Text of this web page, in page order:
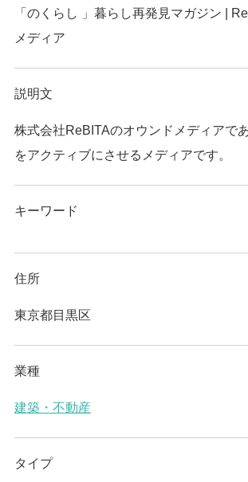
「のくらし 」暮らし再発見マガジン |
メディア
説明文
株式会社ReBITAのオウンドメディアで
をアクティブにさせるメディアです。
キーワード
住所
東京都目黒区
業種
建築・不動産
タイプ